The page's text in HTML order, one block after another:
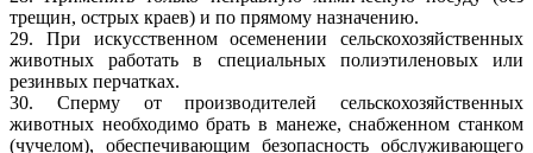
трещин, острых краев) и по прямому назначению.
29. При искусственном осеменении сельскохозяйственных
животных работать в специальных полиэтиленовых или
резинвых перчатках.
30. Сперму от производителей сельскохозяйственных
животных необходимо брать в манеже, снабженном станком
(чучелом), обеспечивающим безопасность обслуживающего